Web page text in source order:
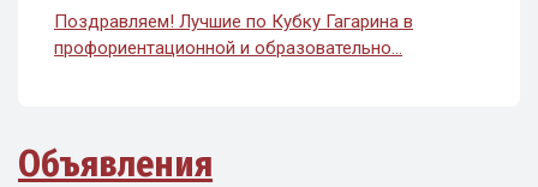
Поздравляем! Лучшие по Кубку Гагарина в
профориентационной и образовательно...
Объявления